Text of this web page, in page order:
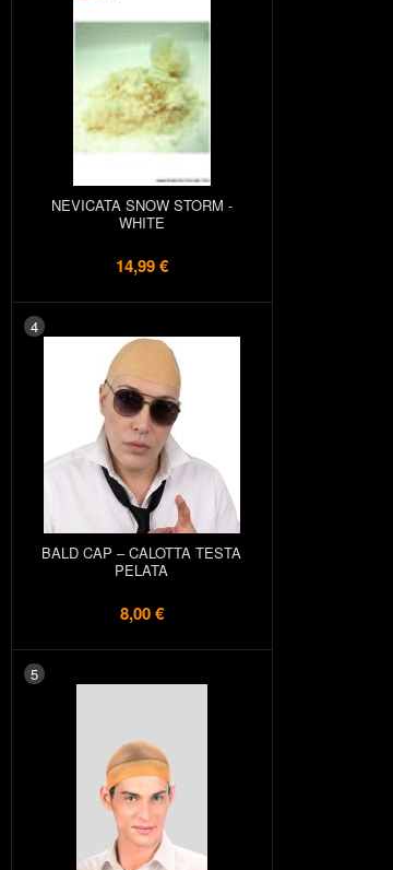
NEVICATA SNOW STORM -
WHITE
14,99 €
4
BALD CAP – CALOTTA TESTA
PELATA
8,00 €
5